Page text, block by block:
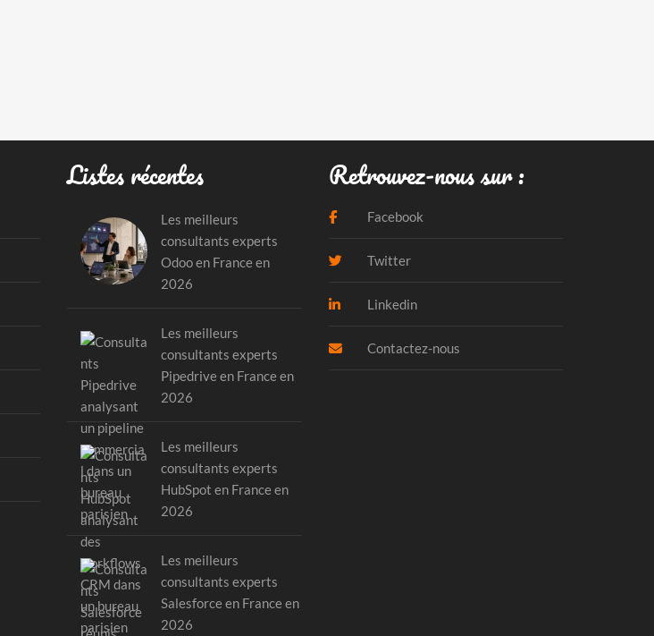
Listes récentes
Les meilleurs
consultants experts
Odoo en France en
2026
Les meilleurs
consultants experts
Pipedrive en France en
2026
Les meilleurs
consultants experts
HubSpot en France en
2026
Les meilleurs
consultants experts
Salesforce en France en
2026
Retrouvez-nous sur :
Facebook
Twitter
Linkedin
Contactez-nous